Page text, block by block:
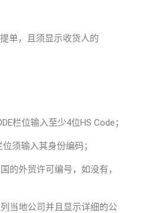
单，且须显示收货人的
栏位输入至少4位HS Code；
须输入其身份编码；
的外贸许可编号，如没有，
当地公司并且显示详细的公